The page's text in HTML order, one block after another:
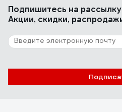
Подпишитесь на рассылку
Акции, скидки,